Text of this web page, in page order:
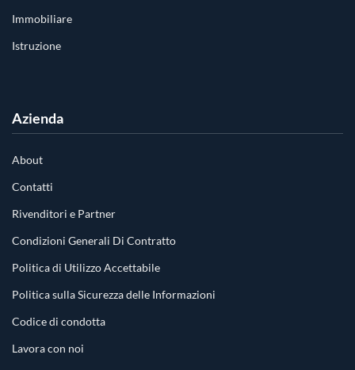
Immobiliare
Istruzione
Azienda
About
Contatti
Rivenditori e Partner
Condizioni Generali Di Contratto
Politica di Utilizzo Accettabile
Politica sulla Sicurezza delle Informazioni
Codice di condotta
Lavora con noi